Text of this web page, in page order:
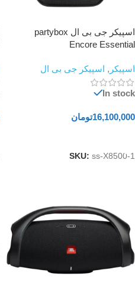
اسپیکر جی‌‌‌‌‌‌‌‌‌‌‌‌‌‌‌‌‌‌‌‌‌‌‌‌‌‌‌‌‌‌‌‌‌‌‌ بی ال partybox
Encore Essential
اسپیکر , اسپیکر جی بی ال
In stock
16,100,000تومان
SKU: ss-X8500-1